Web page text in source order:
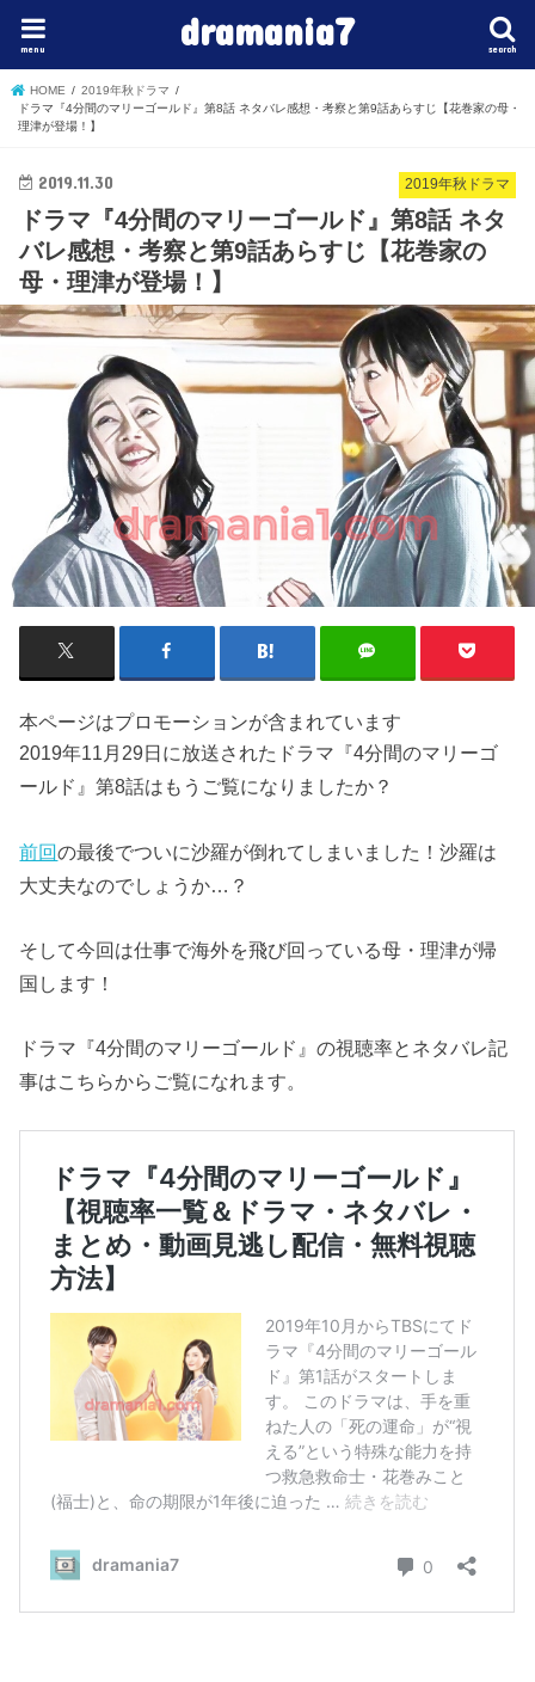
dramania7 search
menu
HOME
2019年秋ドラマ
ドラマ『4分間のマリーゴールド』第8話 ネタバレ感想・考察と第9話あらすじ【花巻家の母・
理津が登場！】
2019年秋ドラマ
2019.11.30
ドラマ『4分間のマリーゴールド』第8話 ネタ
バレ感想・考察と第9話あらすじ【花巻家の
母・理津が登場！】
本ページはプロモーションが含まれています
2019年11月29日に放送されたドラマ『4分間のマリーゴ
ールド』第8話はもうご覧になりましたか？
前回の最後でついに沙羅が倒れてしまいました！沙羅は
大丈夫なのでしょうか…？
そして今回は仕事で海外を飛び回っている母・理津が帰
国します！
ドラマ『4分間のマリーゴールド』の視聴率とネタバレ記
事はこちらからご覧になれます。